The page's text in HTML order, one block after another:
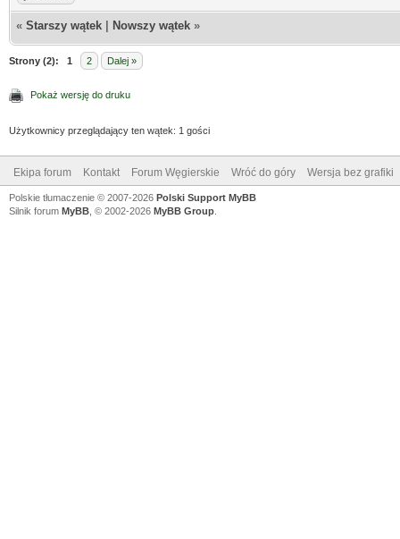
« Starszy wątek Nowszy wątek »
Strony (2): 1 2 Dalej »
Pokaż wersję do druku
Użytkownicy przeglądający ten wątek: 1 gości
Ekipa forum Kontakt Forum Węgierskie Wróć do góry Wersja bez grafiki
Polskie tłumaczenie © 2007-2026 Polski Support MyBB
Silnik forum MyBB , © 2002-2026 MyBB Group